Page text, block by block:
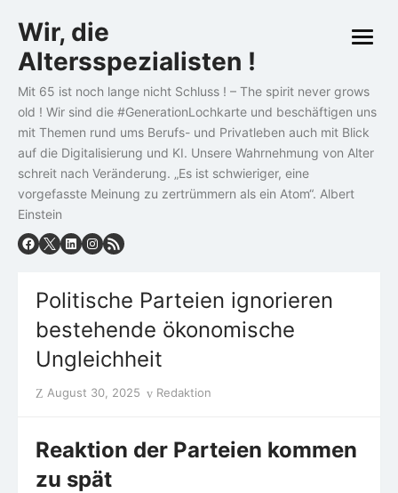
to
content
Wir, die
Altersspezialisten !
Mit 65 ist noch lange nicht Schluss ! – The spirit never grows
old ! Wir sind die #GenerationLochkarte und beschäftigen uns
mit Themen rund ums Berufs- und Privatleben auch mit Blick
auf die Digitalisierung und KI. Unsere Wahrnehmung von Alter
schreit nach Veränderung. „Es ist schwieriger, eine
vorgefasste Meinung zu zertrümmern als ein Atom“. Albert
Einstein
open
Politische Parteien ignorieren
bestehende ökonomische
Ungleichheit
Posted
August 30, 2025 Author
Redaktion
Reaktion der Parteien kommen
zu spät